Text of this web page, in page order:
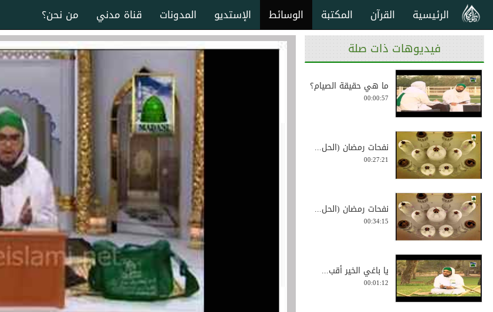
من نحن؟ قناة مدني المدونات الإستديو الوسائط المكتبة القرآن الرئيسية
فيديوهات ذات صلة
ما هي حقيقة الصيام؟
00:00:57
نفحات رمضان (الحل...
00:27:21
نفحات رمضان (الحل...
00:34:15
يا باغي الخير أقب...
00:01:12